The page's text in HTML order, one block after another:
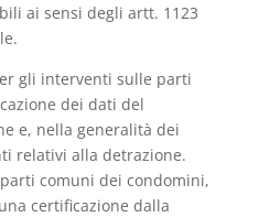
ai sensi degli artt. 1123
gli interventi sulle parti
dei dati del
e, nella generalità dei
relativi alla detrazione.
comuni dei condomini,
certificazione dalla